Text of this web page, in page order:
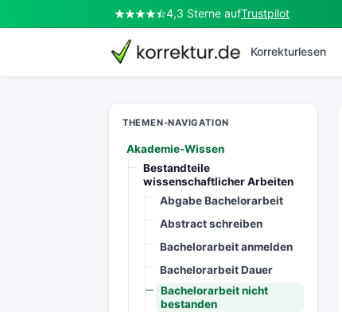
4,3 Sterne aufTrustpilot
korrektur.de Korrekturlesen
THEMEN-NAVIGATION
Akademie-Wissen
Bestandteile
wissenschaftlicher Arbeiten
Abgabe Bachelorarbeit
Abstract schreiben
Bachelorarbeit anmelden
Bachelorarbeit Dauer
Bachelorarbeit nicht
bestanden